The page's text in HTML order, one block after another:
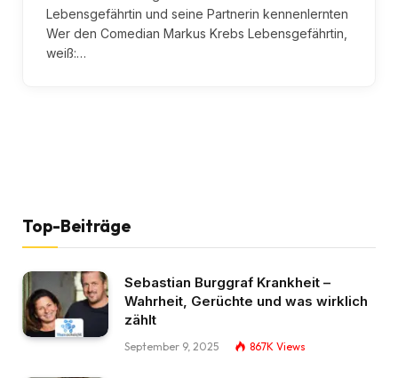
Lebensgefährtin und seine Partnerin kennenlernten
Wer den Comedian Markus Krebs Lebensgefährtin,
weiß:…
Top-Beiträge
Sebastian Burggraf Krankheit –
Wahrheit, Gerüchte und was wirklich
zählt
September 9, 2025 867K Views